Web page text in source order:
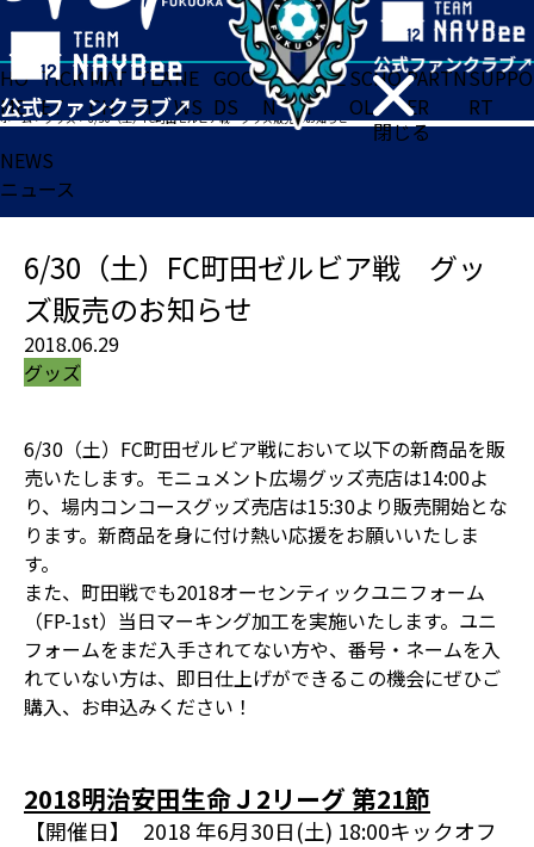
閉じる
HO
ME
TICK
ET
MAT
CH
TEA
M
NE
WS
GOO
DS
FA
N
ACADE
MY
SCHO
OL
PARTN
ER
SUPPO
RT
ホーム>グッズ>6/30（土）FC町田ゼルビア戦 グッズ販売のお知らせ
NEWS
ニュース
6/30（土）FC町田ゼルビア戦 グッ
ズ販売のお知らせ
2018.06.29
グッズ
6/30（土）FC町田ゼルビア戦において以下の新商品を販
売いたします。モニュメント広場グッズ売店は14:00よ
り、場内コンコースグッズ売店は15:30より販売開始とな
ります。新商品を身に付け熱い応援をお願いいたしま
す。
また、町田戦でも2018オーセンティックユニフォーム
（FP-1st）当日マーキング加工を実施いたします。ユニ
フォームをまだ入手されてない方や、番号・ネームを入
れていない方は、即日仕上げができるこの機会にぜひご
購入、お申込みください！
2018明治安田生命Ｊ2リーグ 第21節
【開催日】
2018 年6月30日(土) 18:00キックオフ